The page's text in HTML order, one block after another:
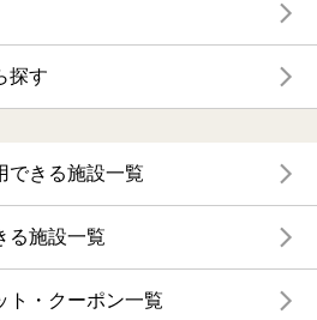
探す
できる施設一覧
る施設一覧
ト・クーポン一覧